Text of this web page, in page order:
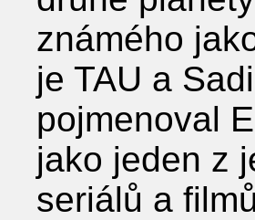
známého
je TAU a
pojmenoval
jako jeden z
seriálů a